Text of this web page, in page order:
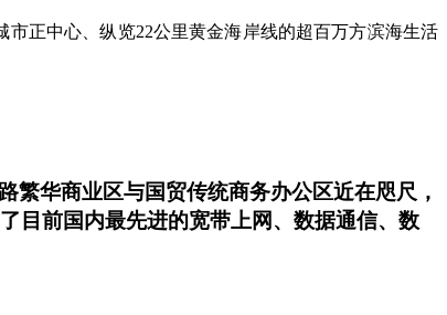
正中心、纵览22公里黄金海岸线的超百万方滨海生活
繁华商业区与国贸传统商务办公区近在咫尺，
目前国内最先进的宽带上网、数据通信、数